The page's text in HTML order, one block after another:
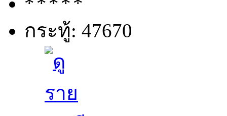
กระทู้: 47670